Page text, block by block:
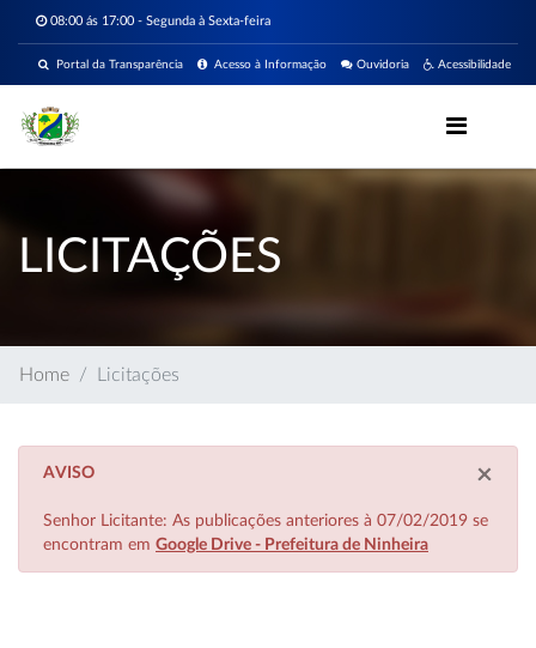
08:00 ás 17:00 - Segunda à Sexta-feira
Acessibilidade
Ouvidoria
Acesso à Informação
Portal da Transparência
LICITAÇÕES
Home Licitações
×
AVISO
Senhor Licitante: As publicações anteriores à 07/02/2019 se
encontram em Google Drive - Prefeitura de Ninheira